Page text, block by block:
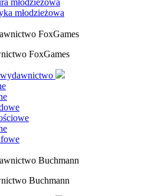
młodzieżowa
młodzieżowa
FoxGames
Buchmann